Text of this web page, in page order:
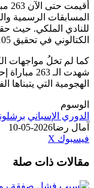
أقيمت حتى
الرسمية والودية،
انتصاراً، فيما حسم التعادل 52 مواجهة.
مواجهات
التي يتبناها الفريقان
برشلونة ريال
2026-05-10
‫Xلينكدإن
بينتيريست
مشاركة
البريد
طباعة
ذات صلة